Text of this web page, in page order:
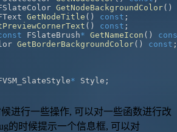
GetNodeBackgroundColor( )
GetNodeTitle ( ) const ;
( ) const ;
FSlateBrush* GetNameIcon ( )
GetBorderBackgroundColor( ) const ;
* Style ;
进行一些操作, 可以对一些函数进行改
的时候提示一个信息框, 可以对